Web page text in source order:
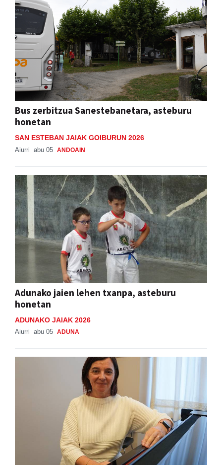
Bus zerbitzua Sanestebanetara, asteburu
honetan
SAN ESTEBAN JAIAK GOIBURUN 2026
Aiurri abu 05 ANDOAIN
Adunako jaien lehen txanpa, asteburu
honetan
ADUNAKO JAIAK 2026
Aiurri abu 05 ADUNA